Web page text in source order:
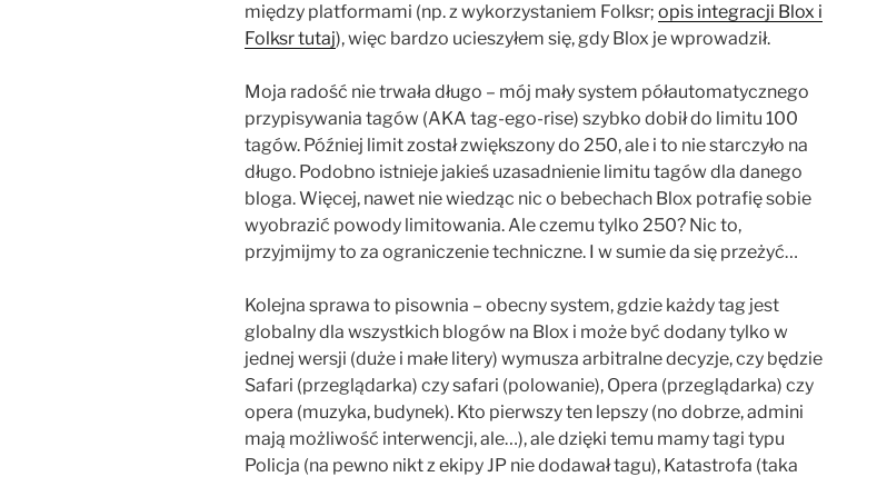
między platformami (np. z wykorzystaniem Folksr; opis integracji Blox i
Folksr tutaj), więc bardzo ucieszyłem się, gdy Blox je wprowadził.
Moja radość nie trwała długo – mój mały system półautomatycznego
przypisywania tagów (AKA tag-ego-rise) szybko dobił do limitu 100
tagów. Później limit został zwiększony do 250, ale i to nie starczyło na
długo. Podobno istnieje jakieś uzasadnienie limitu tagów dla danego
bloga. Więcej, nawet nie wiedząc nic o bebechach Blox potrafię sobie
wyobrazić powody limitowania. Ale czemu tylko 250? Nic to,
przyjmijmy to za ograniczenie techniczne. I w sumie da się przeżyć…
Kolejna sprawa to pisownia – obecny system, gdzie każdy tag jest
globalny dla wszystkich blogów na Blox i może być dodany tylko w
jednej wersji (duże i małe litery) wymusza arbitralne decyzje, czy będzie
Safari (przeglądarka) czy safari (polowanie), Opera (przeglądarka) czy
opera (muzyka, budynek). Kto pierwszy ten lepszy (no dobrze, admini
mają możliwość interwencji, ale…), ale dzięki temu mamy tagi typu
Policja (na pewno nikt z ekipy JP nie dodawał tagu), Katastrofa (taka